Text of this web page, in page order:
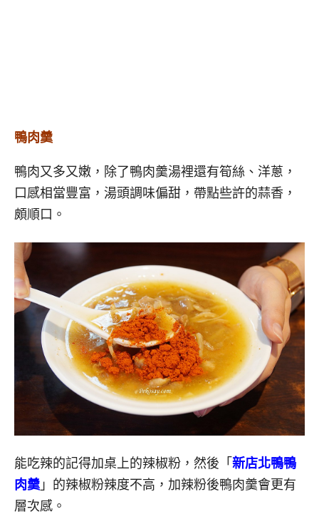
鴨肉羹
鴨肉又多又嫩，除了鴨肉羹湯裡還有筍絲、洋蔥，
口感相當豐富，湯頭調味偏甜，帶點些許的蒜香，
頗順口。
能吃辣的記得加桌上的辣椒粉，然後「 新店北鴨鴨
肉羹 」的辣椒粉辣度不高，加辣粉後鴨肉羹會更有
層次感。